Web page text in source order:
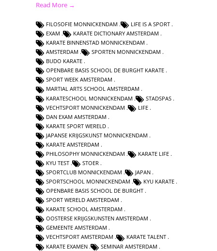
Read More →
FILOSOFIE MONNICKENDAM
LIFE IS A SPORT
EXAM
KARATE DICTIONARY AMSTERDAM
KARATE BINNENSTAD MONNICKENDAM
AMSTERDAM
SPORTEN MONNICKENDAM
BUDO KARATE
OPENBARE BASIS SCHOOL DE BURGHT KARATE
SPORT WEEK AMSTERDAM
MARTIAL ARTS SCHOOL AMSTERDAM
KARATESCHOOL MONNICKENDAM
STADSPAS
VECHTSPORT MONNICKENDAM
LIFE
DAN EXAM AMSTERDAM
KARATE SPORT WERELD
JAPANSE KRIJGSKUNST MONNICKENDAM
KARATE AMSTERDAM
PHILOSOPHY MONNICKENDAM
KARATE LIFE
KYU TEST
STOER
SPORTCLUB MONNICKENDAM
JAPAN
SPORTSCHOOL MONNICKENDAM
KYU KARATE
OPENBARE BASIS SCHOOL DE BURGHT
SPORT WERELD AMSTERDAM
KARATE SCHOOL AMSTERDAM
OOSTERSE KRIJGSKUNSTEN AMSTERDAM
GEMEENTE AMSTERDAM
VECHTSPORT AMSTERDAM
KARATE TALENT
KARATE EXAMEN
SEMINAR AMSTERDAM